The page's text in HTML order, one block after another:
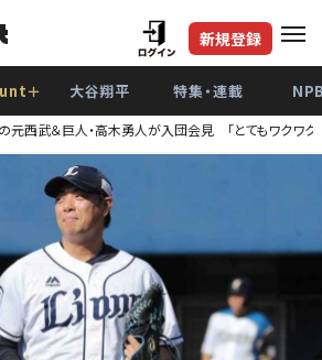
新規登録
＋ 大谷翔平 特集・連載
元西武＆巨人・高木勇人が入団会見 「とてもワクワク